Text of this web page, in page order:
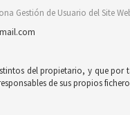
Gestión de Usuario del Site
del propietario, y que
de sus propios